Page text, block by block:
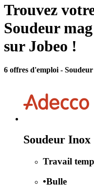
Trouvez
Soudeur
sur Jobeo !
6 offres d'emploi -
Soudeur Inox
Travail
•Bulle